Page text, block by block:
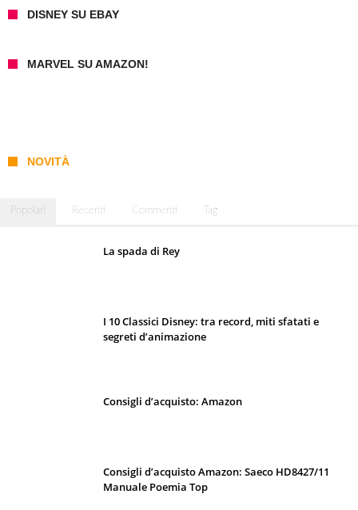
DISNEY SU EBAY
MARVEL SU AMAZON!
NOVITÀ
Popolari Recenti Commenti Tag
La spada di Rey
I 10 Classici Disney: tra record, miti sfatati e
segreti d’animazione
Consigli d’acquisto: Amazon
Consigli d’acquisto Amazon: Saeco HD8427/11
Manuale Poemia Top